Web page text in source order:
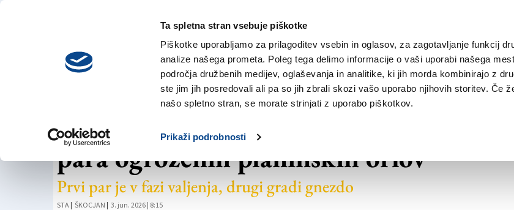
Ta spletna stran vsebuje piškotke
Piškotke uporabljamo za prilagoditev vsebin in oglasov, za zagotavljanje funkcij
analize našega prometa. Poleg tega delimo informacije o vaši uporabi našega
področja družbenih medijev, oglaševanja in analitike, ki jih morda kombinirajo z
ste jim jih posredovali ali pa so jih zbrali skozi vašo uporabo njihovih storitev. Če
našo spletno stran, se morate strinjati z uporabo piškotkov.
Prikaži podrobnosti
sreda,
5. avgusta 2026
NOVICE TRŽAŠKA GORIŠKA KULTURA ŠPORT
Na območju Škocjanskih jam gnezdita
para ogroženih planinskih orlov
Prvi par je v fazi valjenja, drugi gradi gnezdo
STA | ŠKOCJAN | 3. jun. 2026 | 8:15